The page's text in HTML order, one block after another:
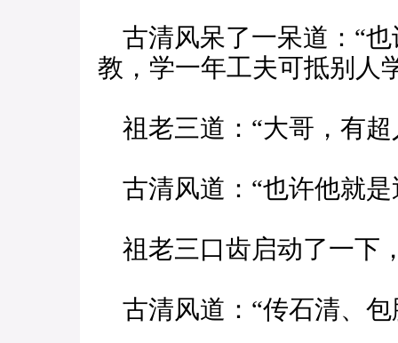
古清风呆了一呆道：“
教，学一年工夫可抵别
祖老三道：“大哥，有超
古清风道：“也许他就
祖老三口齿启动了一下
古清风道：“传石清、包